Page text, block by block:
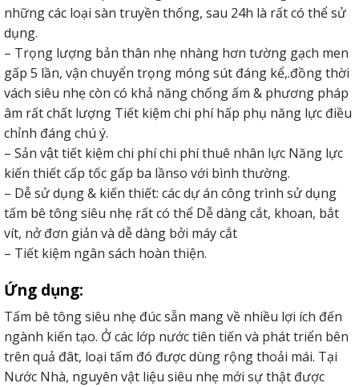
những các loại sàn truyền thống, sau 24h là rất có thể sử
dụng.
– Trọng lượng bản thân nhẹ nhàng hơn tường gạch men
gấp 5 lần, vận chuyển trọng móng sút đáng kể,.đồng thời
vách siêu nhẹ còn có khả năng chống ấm & phương pháp
âm rất chất lượng Tiết kiệm chi phí hấp phụ năng lực điều
chỉnh đáng chú ý.
– Sản vật tiết kiệm chi phí chi phí thuê nhân lực Năng lực
kiến thiết cấp tốc gấp ba lầnso với bình thường.
– Dễ sử dụng & kiến thiết: các dự án công trình sử dụng
tấm bê tông siêu nhẹ rất có thể Dễ dàng cắt, khoan, bắt
vít, nở đơn giản và dễ dàng bởi máy cắt
– Tiết kiệm ngân sách hoàn thiện.
Ứng dụng:
Tấm bê tông siêu nhẹ đúc sẵn mang về nhiều lợi ích đến
ngành kiến tạo. Ở các lớp nước tiên tiến và phát triển bên
trên quả đât, loại tấm đó được dùng rộng thoải mái. Tại
Nước Nhà, nguyên vật liệu siêu nhẹ mới sự thật được